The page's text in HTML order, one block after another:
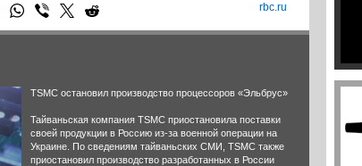
rbc.ru
TSMC остановил производство процессоров «Эльбрус»
Тайваньская компания TSMC приостановила поставки
своей продукции в Россию из-за военной операции на
Украине. По сведениям тайваньских СМИ, TSMC также
приостановил производство разработанных в России